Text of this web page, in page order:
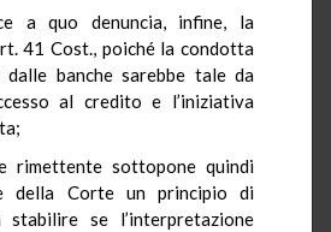
a quo denuncia, infine, la
41 Cost., poiché la condotta
banche sarebbe tale da
al credito e l’iniziativa
rimettente sottopone quindi
della Corte un principio di
se l’interpretazione